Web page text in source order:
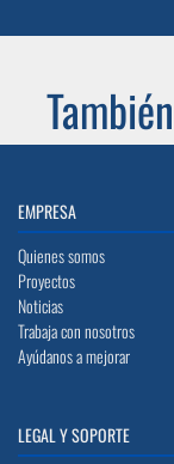
EMPRESA
Quienes somos
Proyectos
Noticias
Trabaja con nosotros
Ayúdanos a mejorar
LEGAL Y SOPORTE